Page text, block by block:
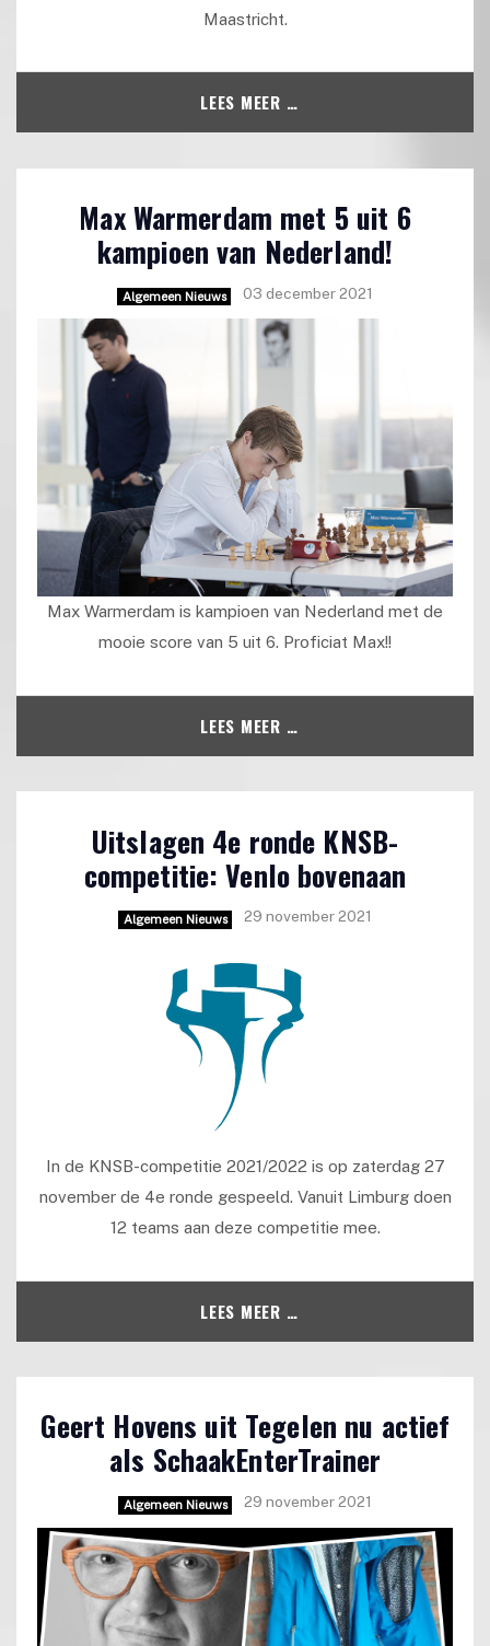
Maastricht.
LEES MEER …
Max Warmerdam met 5 uit 6
kampioen van Nederland!
Algemeen Nieuws 03 december 2021
Max Warmerdam is kampioen van Nederland met de
mooie score van 5 uit 6. Proficiat Max!!
LEES MEER …
Uitslagen 4e ronde KNSB-
competitie: Venlo bovenaan
Algemeen Nieuws 29 november 2021
In de KNSB-competitie 2021/2022 is op zaterdag 27
november de 4e ronde gespeeld. Vanuit Limburg doen
12 teams aan deze competitie mee.
LEES MEER …
Geert Hovens uit Tegelen nu actief
als SchaakEnterTrainer
Algemeen Nieuws 29 november 2021